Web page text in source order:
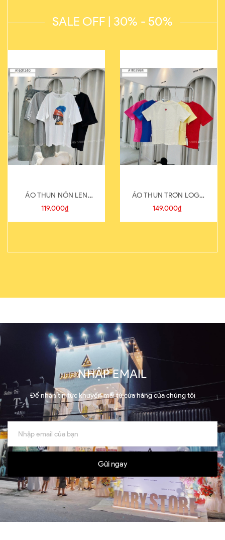
SALE OFF | 30% - 50%
ÁO THUN NÓN LEN
821-1
119.000₫
ÁO THUN TRƠN LOGO
SAU
149.000₫
NHẬP EMAIL
Để nhận tin tức khuyến mãi từ cửa hàng của chúng tôi
Gửi ngay